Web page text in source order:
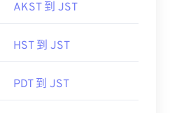
AKST 到 JST
HST 到 JST
PDT 到 JST